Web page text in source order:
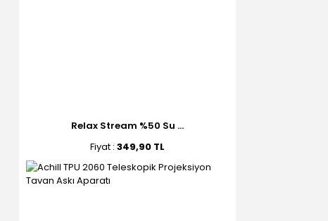
Relax Stream %50 Su ...
Fiyat : 349,90 TL